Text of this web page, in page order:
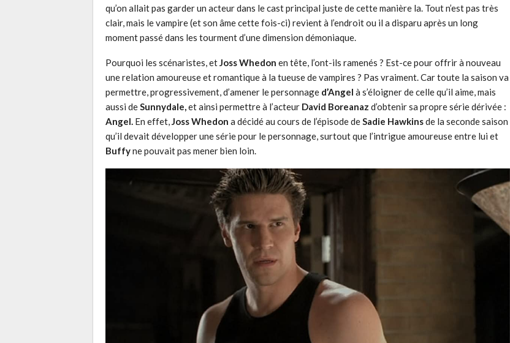
qu’on allait pas garder un acteur dans le cast principal juste de cette manière la. Tout n’est pas très
clair, mais le vampire (et son âme cette fois-ci) revient à l’endroit ou il a disparu après un long
moment passé dans les tourment d’une dimension démoniaque.
Pourquoi les scénaristes, etJoss Whedon en tête, l’ont-ils ramenés ? Est-ce pour offrir à nouveau
une relation amoureuse et romantique à la tueuse de vampires ? Pas vraiment. Car toute la saison va
permettre, progressivement, d’amener le personnage d’Angel à s’éloigner de celle qu’il aime, mais
aussi deSunnydale,et ainsi permettre à l’acteur David Boreanaz d’obtenir sa propre série dérivée :
Angel. En effet,Joss Whedon a décidé au cours de l’épisode deSadie Hawkinsde la seconde saison
qu’il devait développer une série pour le personnage, surtout que l’intrigue amoureuse entre lui et
Buffyne pouvait pas mener bien loin.